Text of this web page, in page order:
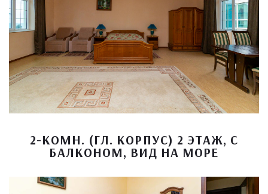
2-КОМН. (ГЛ. КОРПУС) 2 ЭТАЖ, С
БАЛКОНОМ, ВИД НА МОРЕ